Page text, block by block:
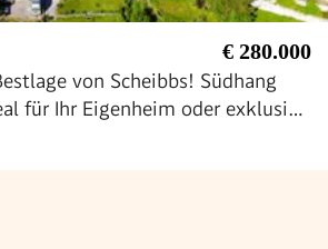
€ 280.000
von Scheibbs! Südhang
für Ihr Eigenheim oder exklusive